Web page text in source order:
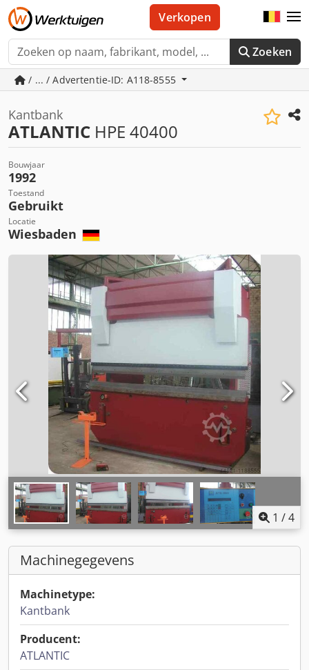
Zoeken
Verkopen
/ ... / Advertentie-ID: A118-8555
Kantbank
ATLANTIC HPE 40400
Bouwjaar
1992
Toestand
Gebruikt
Locatie
Wiesbaden
1 /4
Machinegegevens
Machinetype:
Kantbank
Producent:
ATLANTIC